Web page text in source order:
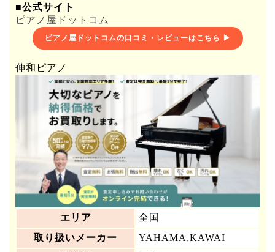
■公式サイト
ピアノ屋ドットコム
ピアノ屋ドットコムの口コミ・レビューはこちら ▶
伸和ピアノ
エリア
全国
取り扱いメーカー
YAHAMA,KAWAI